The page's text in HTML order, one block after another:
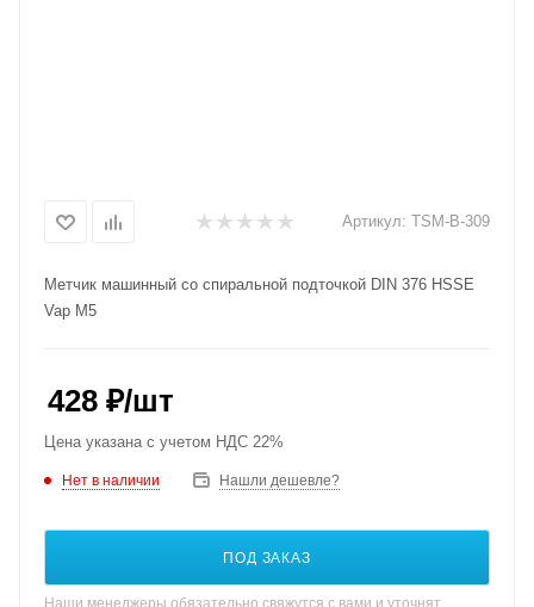
Артикул: TSM-B-309
Метчик машинный со спиральной подточкой DIN 376 HSSE
Vap M5
428 ₽/шт
Цена указана с учетом НДС 22%
Нет в наличии Нашли дешевле?
ПОД ЗАКАЗ
Наши менеджеры обязательно свяжутся с вами и уточнят